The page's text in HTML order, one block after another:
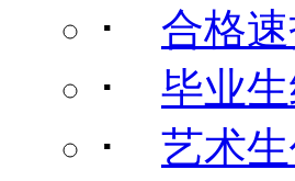
･ 合格
･ 毕业
･ 艺术